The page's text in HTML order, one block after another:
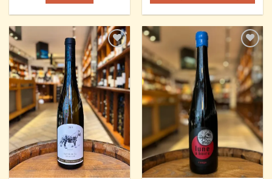
Add to
Wishlist
Add to
Wishlist